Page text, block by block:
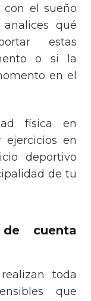
el sueño
qué
estas
o si la
en el
física en
ejercicios en
deportivo
de tu
cuenta
toda
que